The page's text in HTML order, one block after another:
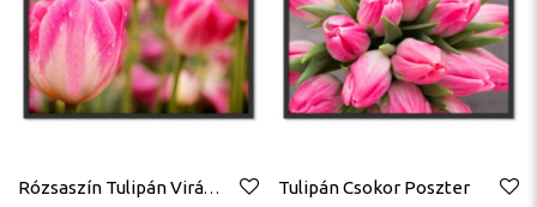
Rózsaszín Tulipán Virág Poszter
Tulipán Csokor Poszter